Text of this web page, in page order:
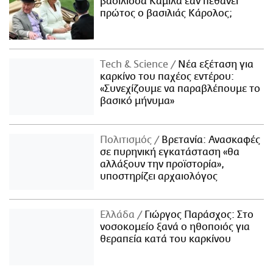
πρώτος ο βασιλιάς Κάρολος;
Τech & Science
Νέα εξέταση για
καρκίνο του παχέος εντέρου:
«Συνεχίζουμε να παραβλέπουμε το
βασικό μήνυμα»
Πολιτισμός
Βρετανία: Ανασκαφές
σε πυρηνική εγκατάσταση «θα
αλλάξουν την προϊστορία»,
υποστηρίζει αρχαιολόγος
Ελλάδα
Γιώργος Παράσχος: Στο
νοσοκομείο ξανά ο ηθοποιός για
θεραπεία κατά του καρκίνου